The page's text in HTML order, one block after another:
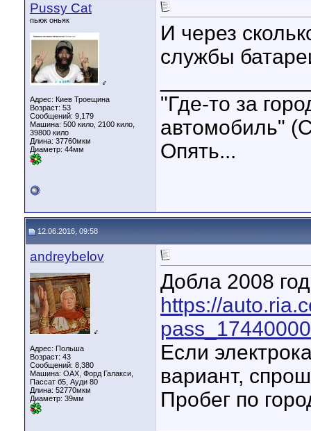
Pussy Cat
пьюк оньяк
♂
Адрес: Киев Троещина
Возраст: 53
Сообщений: 9,179
Машина: 500 кило, 2100 кило,
39800 кило
Длина: 37760мкм
Диаметр: 44мм
И через
службы
"Где-то за
автомобиль"
Опять...
12.06.2016, 09:58
andreybelov
♂
Адрес: Польша
Возраст: 43
Сообщений: 8,380
Машина: ОАХ, Форд Галакси,
Пассат б5, Ауди 80
Длина: 52770мкм
Диаметр: 39мм
Добла 2008
https://
Если
вариант,
Пробег по